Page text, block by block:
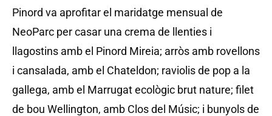
Pinord va aprofitar el maridatge mensual de
NeoParc per casar una crema de llenties i
llagostins amb el Pinord Mireia; arròs amb rovellons
i cansalada, amb el Chateldon; raviolis de pop a la
gallega, amb el Marrugat ecològic brut nature; filet
de bou Wellington, amb Clos del Músic; i bunyols de